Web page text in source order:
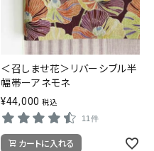
＜召しませ花＞リバーシブル半
幅帯ーアネモネ
¥44,000 税込
11件
カートに入れる